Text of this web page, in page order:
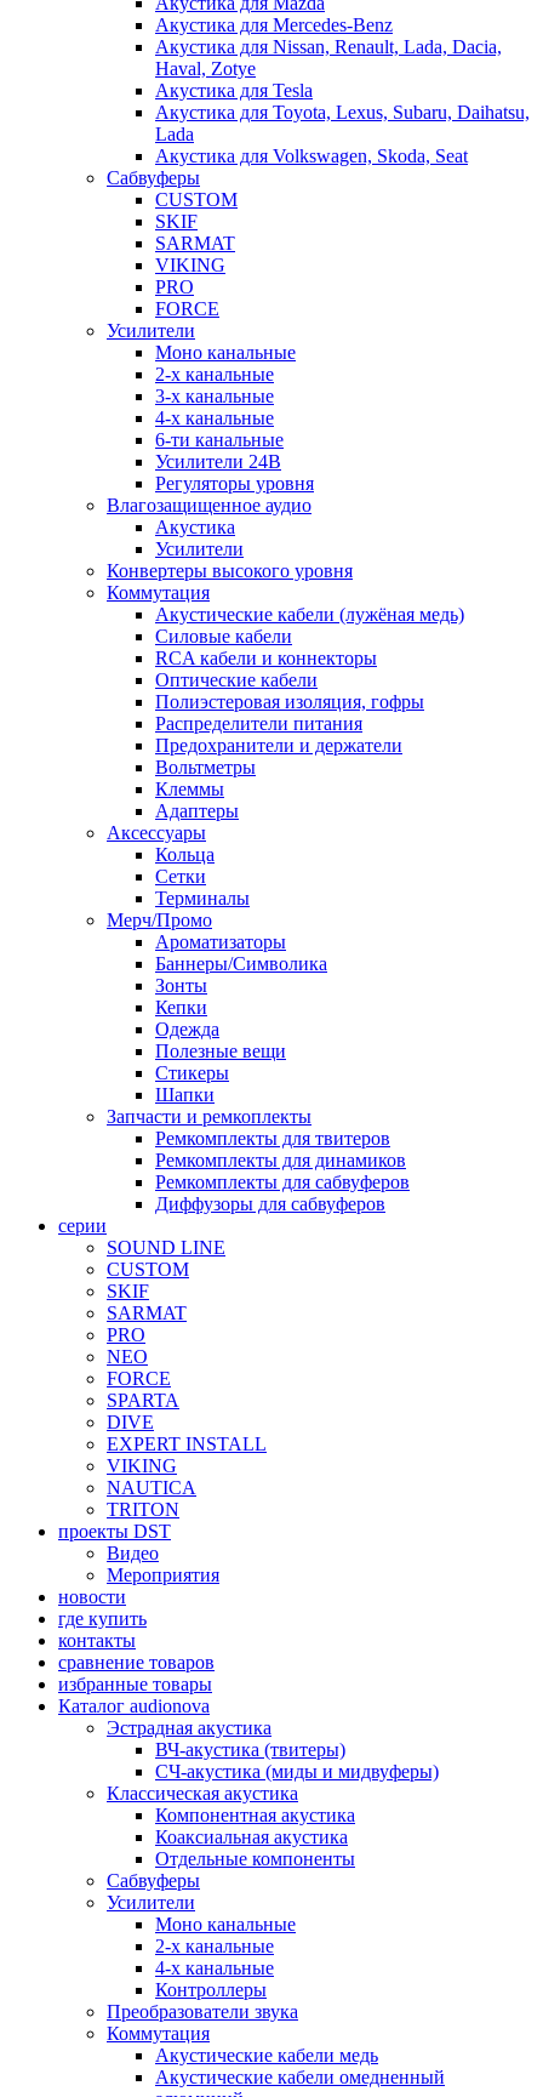
Акустика для Mercedes-Benz
Акустика для Nissan, Renault, Lada, Dacia,
Haval, Zotye
Акустика для Tesla
Акустика для Toyota, Lexus, Subaru, Daihatsu,
Lada
Акустика для Volkswagen, Skoda, Seat
Сабвуферы
CUSTOM
SKIF
SARMAT
VIKING
PRO
FORCE
Усилители
Моно канальные
2-х канальные
3-х канальные
4-х канальные
6-ти канальные
Усилители 24В
Регуляторы уровня
Влагозащищенное аудио
Акустика
Усилители
Конвертеры высокого уровня
Коммутация
Акустические кабели (лужёная медь)
Силовые кабели
RCA кабели и коннекторы
Оптические кабели
Полиэстеровая изоляция, гофры
Распределители питания
Предохранители и держатели
Вольтметры
Клеммы
Адаптеры
Аксессуары
Кольца
Сетки
Терминалы
Мерч/Промо
Ароматизаторы
Баннеры/Символика
Зонты
Кепки
Одежда
Полезные вещи
Стикеры
Шапки
Запчасти и ремкоплекты
Ремкомплекты для твитеров
Ремкомплекты для динамиков
Ремкомплекты для сабвуферов
Диффузоры для сабвуферов
серии
SOUND LINE
CUSTOM
SKIF
SARMAT
PRO
NEO
FORCE
SPARTA
DIVE
EXPERT INSTALL
VIKING
NAUTICA
TRITON
проекты DST
Видео
Мероприятия
новости
где купить
контакты
сравнение товаров
избранные товары
Каталог audionova
Эстрадная акустика
ВЧ-акустика (твитеры)
СЧ-акустика (миды и мидвуферы)
Классическая акустика
Компонентная акустика
Коаксиальная акустика
Отдельные компоненты
Сабвуферы
Усилители
Моно канальные
2-х канальные
4-х канальные
Контроллеры
Преобразователи звука
Коммутация
Акустические кабели медь
Акустические кабели омедненный